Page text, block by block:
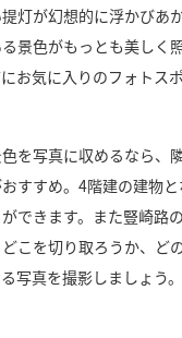
提灯が幻想的に浮かびあ
景色がもっとも美しく
お気に入りのフォトス
を写真に収めるなら、
すすめ。4階建の建物
できます。また豎崎路
こを切り取ろうか、ど
写真を撮影しましょう。